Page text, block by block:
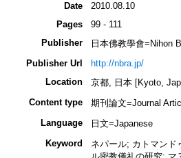
Date
2010.08.10
Pages
99 - 111
Publisher
日本佛教學會=Nihon
Publisher Url
http://nbra.jp/
Location
京都, 日本 [Kyoto,
Content type
期刊論文=Journal
Language
日文=Japanese
Keyword
ネパール; カトマンド